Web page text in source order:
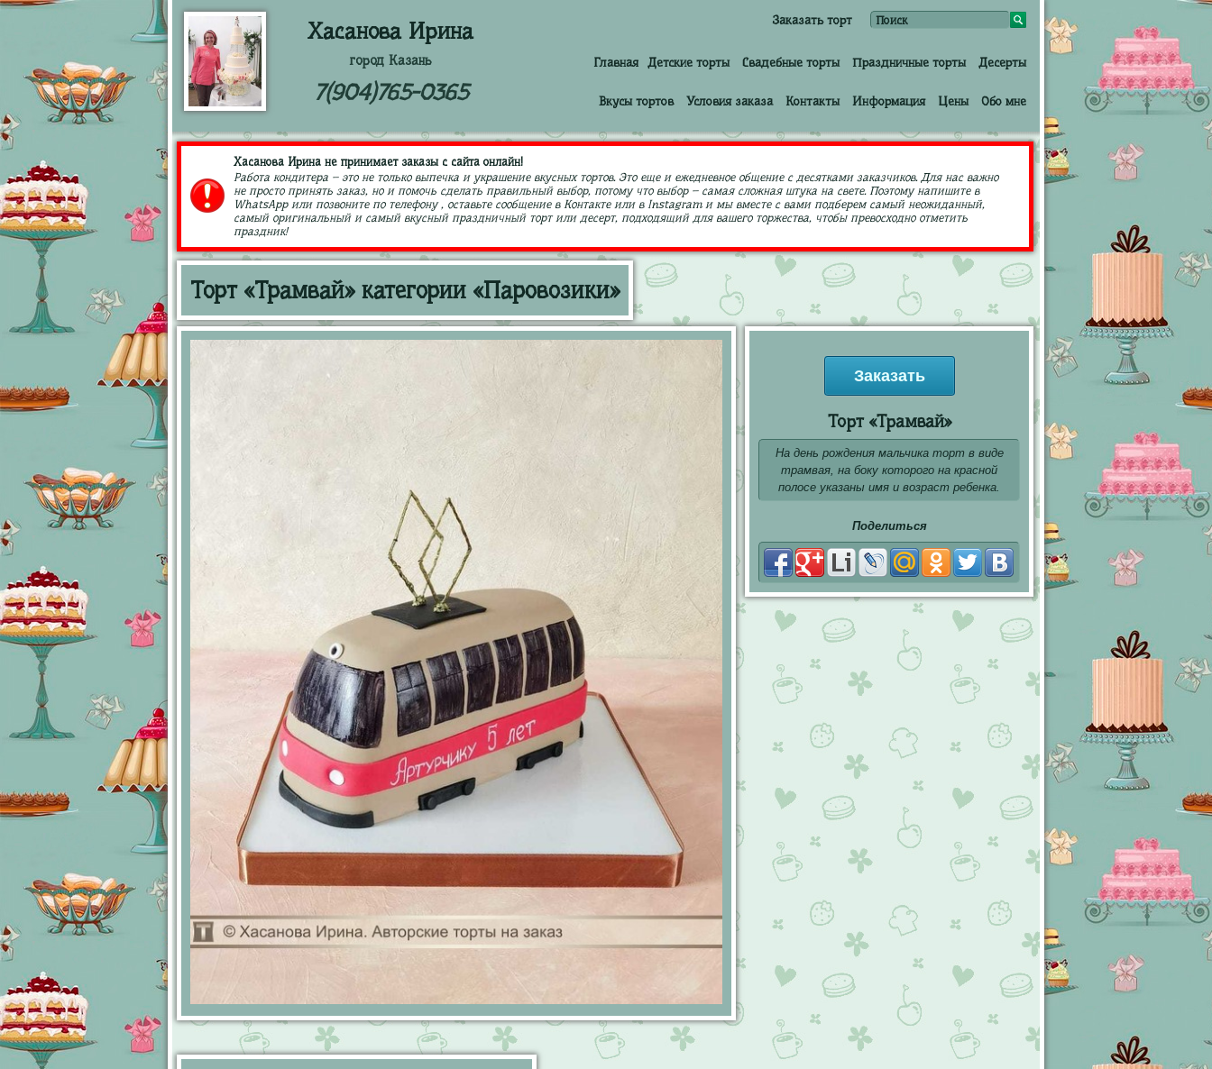
Хасанова Ирина
город Казань
7(904)765-0365
Заказать торт
Главная Детские торты Свадебные торты Праздничные торты Десерты
Вкусы тортов Условия заказа Контакты Информация Цены Обо мне
Хасанова Ирина не принимает заказы с сайта онлайн!
Работа кондитера – это не только выпечка и украшение вкусных тортов. Это еще и ежедневное общение с десятками заказчиков. Для нас важно
не просто принять заказ, но и помочь сделать правильный выбор, потому что выбор – самая сложная штука на свете. Поэтому напишите в
WhatsApp или позвоните по телефону , оставьте сообщение в Контакте или в Instagram и мы вместе с вами подберем самый неожиданный,
самый оригинальный и самый вкусный праздничный торт или десерт, подходящий для вашего торжества, чтобы превосходно отметить
праздник!
Торт «Трамвай» категории «Паровозики»
Заказать
Торт «Трамвай»
На день рождения мальчика торт в виде
трамвая, на боку которого на красной
полосе указаны имя и возраст ребенка.
Поделиться